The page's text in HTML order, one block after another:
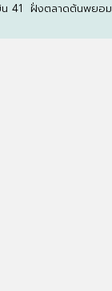
น 41 ฝั่งตลาดต้นพยอม